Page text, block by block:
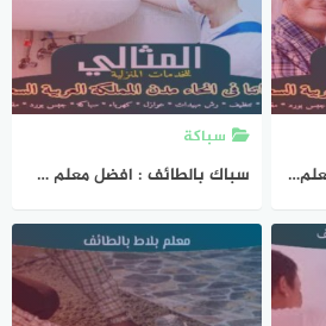
كهربائي الطائف : افضل معلم كهرباء بالطائف عام 2026 المثالى للكهرباء
سباكة
سباك بالطائف : افضل معلم سباك فى الطائف عام 2026 المثالى للسباكة